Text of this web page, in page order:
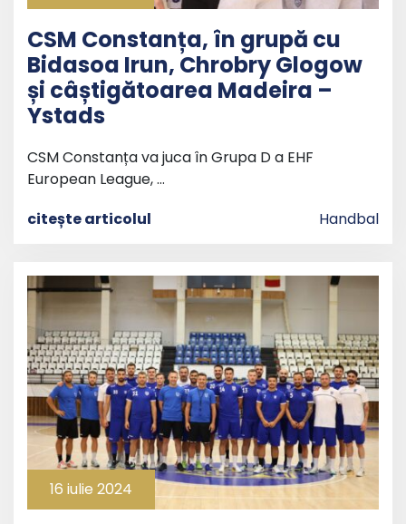
CSM Constanța, în grupă cu
Bidasoa Irun, Chrobry Glogow
și câștigătoarea Madeira –
Ystads
CSM Constanța va juca în Grupa D a EHF
European League, …
citește articolul
Handbal
16 iulie 2024